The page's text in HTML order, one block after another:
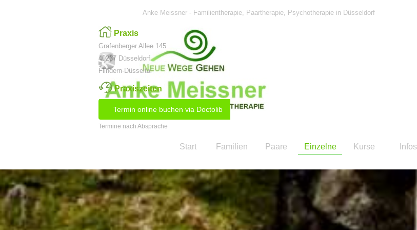
Anke Meissner - Familientherapie, Paartherapie, Psychotherapie in Düsseldorf
Praxis
Grafenberger Allee 145
40237 Düsseldorf
Flingern-Düsseltal
Praxiszeiten
Mo - Fr 9.00 - 20.00 Uhr
Sa (nur in Ausnahmefällen)
Termine nach Absprache
Menü überspringen
Start Familien Paare Einzelne Kurse Infos
Termin online buchen via Doctolib